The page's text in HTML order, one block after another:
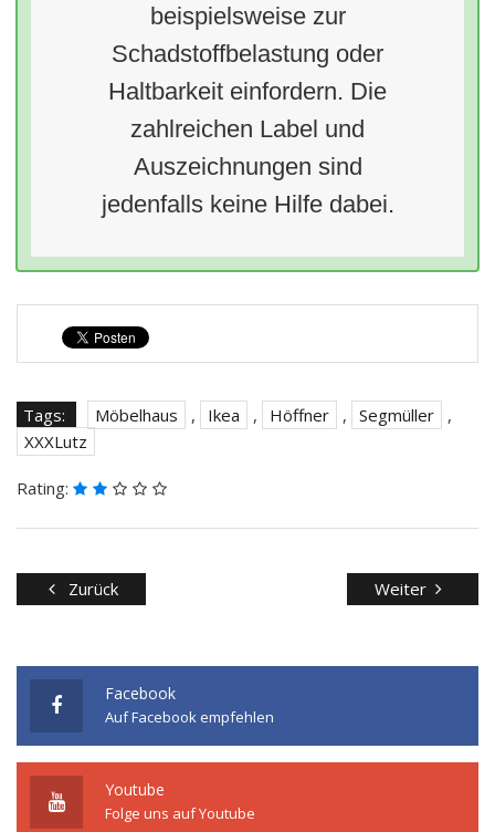
beispielsweise zur
Schadstoffbelastung oder
Haltbarkeit einfordern. Die
zahlreichen Label und
Auszeichnungen sind
jedenfalls keine Hilfe dabei.
Tags: Möbelhaus , Ikea , Höffner , Segmüller
,
XXXLutz
Rating:
Zurück Weiter
Facebook
Auf Facebook empfehlen
Youtube
Folge uns auf Youtube